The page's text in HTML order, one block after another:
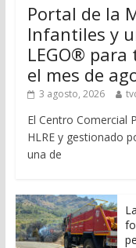
Portal de la
Infantiles y
LEGO®
el mes de
3 agosto, 2026
El Centro Comercial
HLRE y gestionado
una de